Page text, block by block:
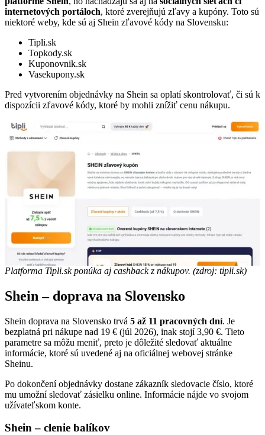
internetových portáloch, ktoré zverejňujú zľavy a kupóny. Toto sú
niektoré weby, kde sú aj Shein zľavové kódy na Slovensku:
Tipli.sk
Topkody.sk
Kuponovnik.sk
Vasekupony.sk
Pred vytvorením objednávky na Shein sa oplatí skontrolovať, či sú k
dispozícii zľavové kódy, ktoré by mohli znížiť cenu nákupu.
Platforma Tipli.sk ponúka aj cashback z nákupov. (zdroj: tipli.sk)
Shein – doprava na Slovensko
Shein doprava na Slovensko trvá 5 až 11 pracovných dní. Je
bezplatná pri nákupe nad 19 € (júl 2026), inak stojí 3,90 €. Tieto
parametre sa môžu meniť, preto je dôležité sledovať aktuálne
informácie, ktoré sú uvedené aj na oficiálnej webovej stránke
Sheinu.
Po dokončení objednávky dostane zákazník sledovacie číslo, ktoré
mu umožní sledovať zásielku online. Informácie nájde vo svojom
užívateľskom konte.
Shein – clenie balíkov